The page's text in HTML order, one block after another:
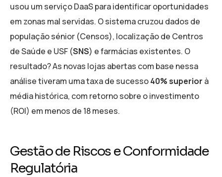
usou um serviço DaaS para identificar oportunidades
em zonas mal servidas. O sistema cruzou dados de
população sénior (Censos), localização de Centros
de Saúde e USF (SNS) e farmácias existentes. O
resultado? As novas lojas abertas com base nessa
análise tiveram uma taxa de sucesso40% superior à
média histórica, com retorno sobre o investimento
(ROI) em menos de 18 meses.
Gestão de Riscos e Conformidade
Regulatória